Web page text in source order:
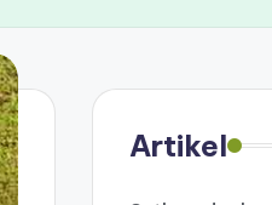
Artikel